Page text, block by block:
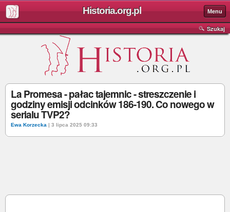
Historia.org.pl Menu
Szukaj
La Promesa - pałac tajemnic - streszczenie i
godziny emisji odcinków 186-190. Co nowego w
serialu TVP2?
Ewa Korzecka | 3 lipca 2025 09:33